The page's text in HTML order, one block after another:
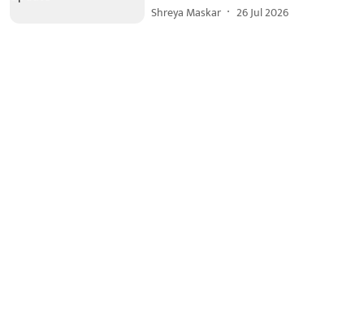
Shreya Maskar 26 Jul 2026